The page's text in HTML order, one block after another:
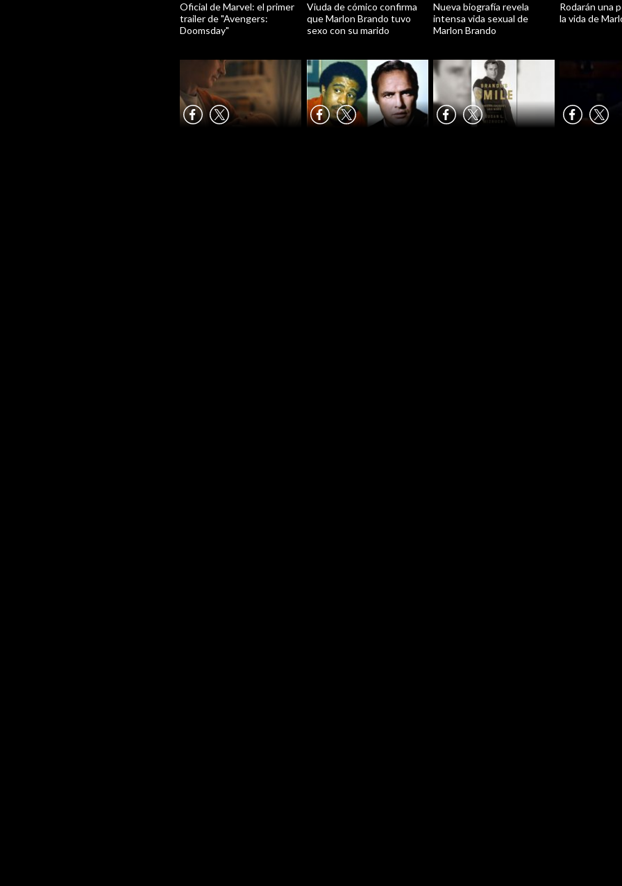
Oficial de Marvel: el primer
trailer de "Avengers:
Doomsday"
Viuda de cómico confirma
que Marlon Brando tuvo
sexo con su marido
Nueva biografía revela
intensa vida sexual de
Marlon Brando
Rodarán una
la vida de